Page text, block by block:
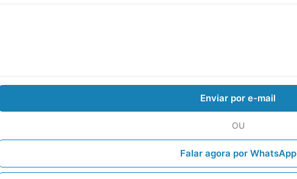
Enviar por e-mail
OU
Falar agora por WhatsApp